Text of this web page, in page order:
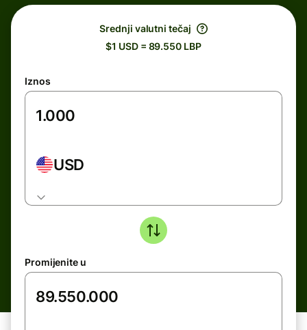
Srednji valutni tečaj
$1 USD = 89.550 LBP
Iznos
USD
Promijenite u